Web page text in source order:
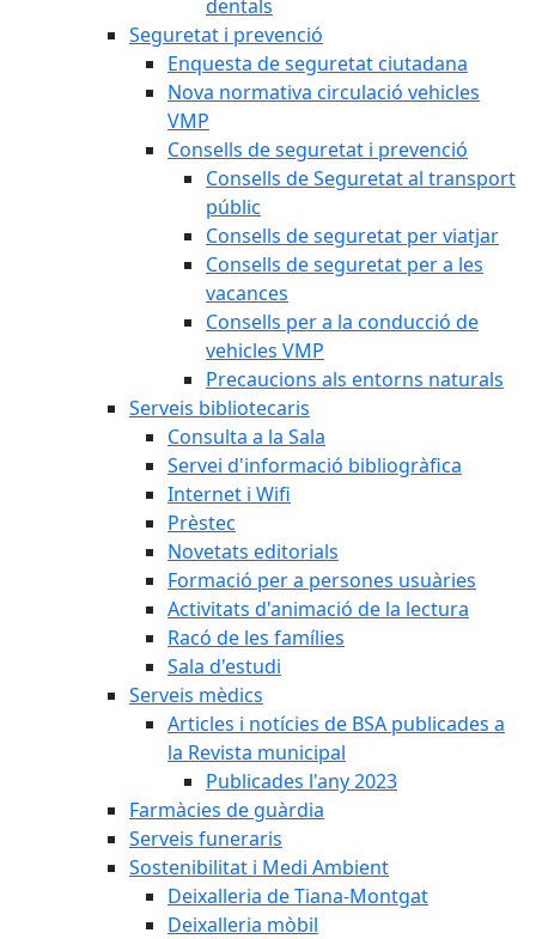
dentals
Seguretat i prevenció
Enquesta de seguretat ciutadana
Nova normativa circulació vehicles
VMP
Consells de seguretat i prevenció
Consells de Seguretat al transport
públic
Consells de seguretat per viatjar
Consells de seguretat per a les
vacances
Consells per a la conducció de
vehicles VMP
Precaucions als entorns naturals
Serveis bibliotecaris
Consulta a la Sala
Servei d'informació bibliogràfica
Internet i Wifi
Prèstec
Novetats editorials
Formació per a persones usuàries
Activitats d'animació de la lectura
Racó de les famílies
Sala d'estudi
Serveis mèdics
Articles i notícies de BSA publicades a
la Revista municipal
Publicades l'any 2023
Farmàcies de guàrdia
Serveis funeraris
Sostenibilitat i Medi Ambient
Deixalleria de Tiana-Montgat
Deixalleria mòbil